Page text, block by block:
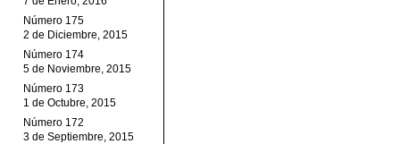
Número 175
2 de Diciembre, 2015
Número 174
5 de Noviembre, 2015
Número 173
1 de Octubre, 2015
Número 172
3 de Septiembre, 2015